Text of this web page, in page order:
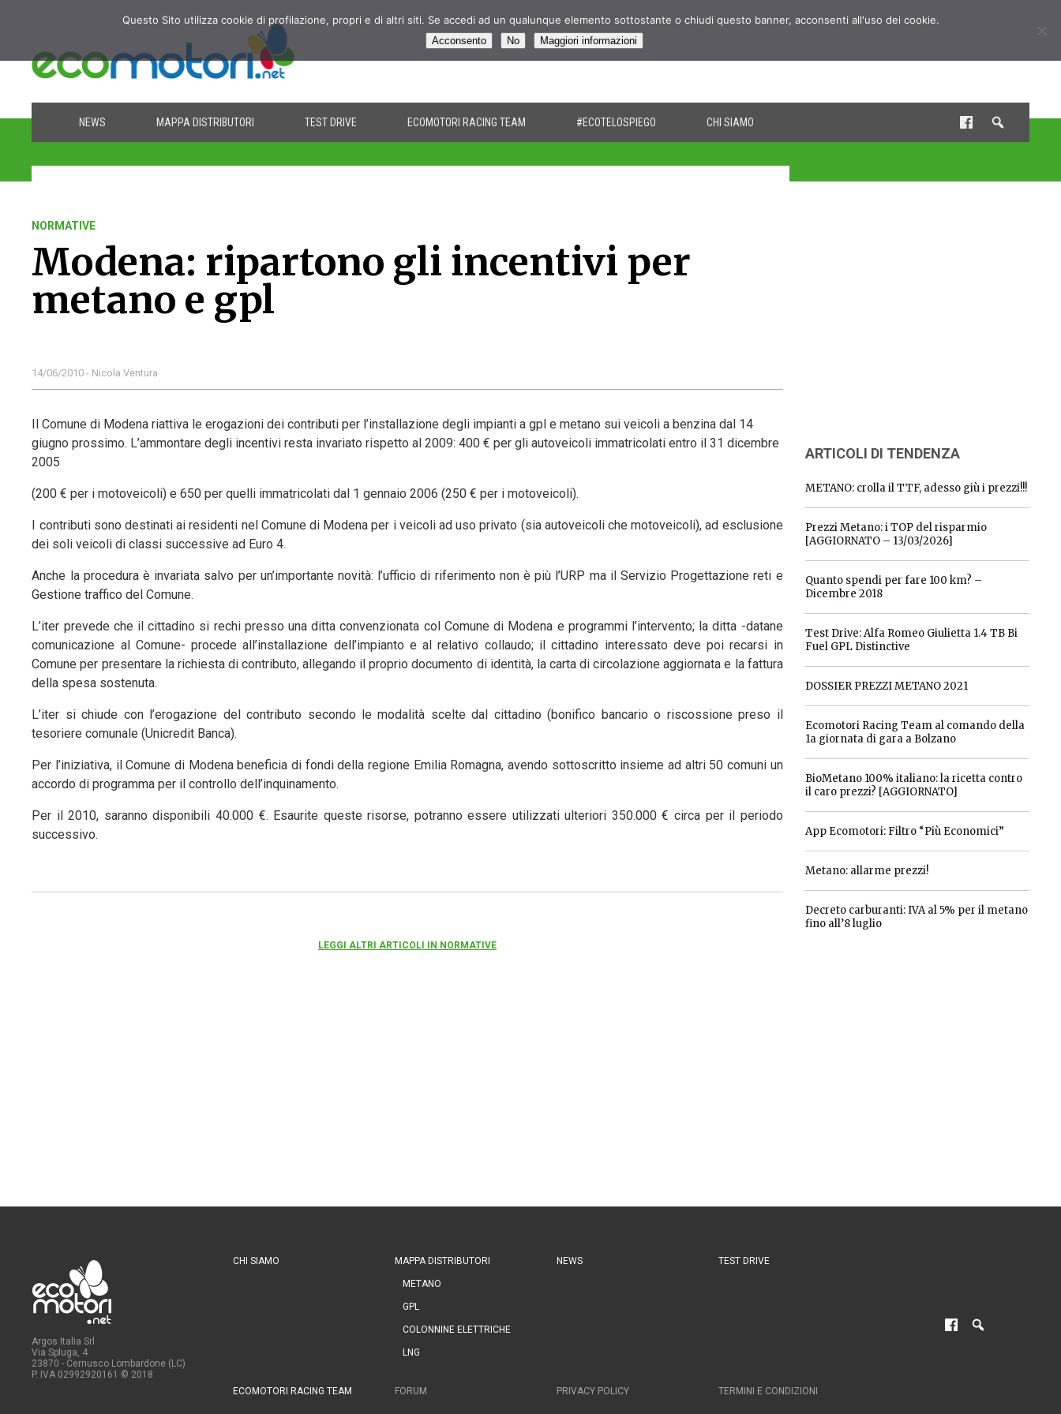
NEWS MAPPA DISTRIBUTORI TEST DRIVE ECOMOTORI RACING TEAM #ECOTELOSPIEGO CHI SIAMO
NORMATIVE
Modena: ripartono gli incentivi per
metano e gpl
14/06/2010 - Nicola Ventura
Il Comune di Modena riattiva le erogazioni dei contributi per l’installazione degli impianti a gpl e metano sui veicoli a benzina dal 14
giugno prossimo. L’ammontare degli incentivi resta invariato rispetto al 2009: 400 € per gli autoveicoli immatricolati entro il 31 dicembre
2005
(200 € per i motoveicoli) e 650 per quelli immatricolati dal 1 gennaio 2006 (250 € per i motoveicoli).
I contributi sono destinati ai residenti nel Comune di Modena per i veicoli ad uso privato (sia autoveicoli che motoveicoli), ad esclusione
dei soli veicoli di classi successive ad Euro 4.
Anche la procedura è invariata salvo per un’importante novità: l’ufficio di riferimento non è più l’URP ma il Servizio Progettazione reti e
Gestione traffico del Comune.
L’iter prevede che il cittadino si rechi presso una ditta convenzionata col Comune di Modena e programmi l’intervento; la ditta -datane
comunicazione al Comune- procede all’installazione dell’impianto e al relativo collaudo; il cittadino interessato deve poi recarsi in
Comune per presentare la richiesta di contributo, allegando il proprio documento di identità, la carta di circolazione aggiornata e la fattura
della spesa sostenuta.
L’iter si chiude con l’erogazione del contributo secondo le modalità scelte dal cittadino (bonifico bancario o riscossione preso il
tesoriere comunale (Unicredit Banca).
Per l’iniziativa, il Comune di Modena beneficia di fondi della regione Emilia Romagna, avendo sottoscritto insieme ad altri 50 comuni un
accordo di programma per il controllo dell’inquinamento.
Per il 2010, saranno disponibili 40.000 €. Esaurite queste risorse, potranno essere utilizzati ulteriori 350.000 € circa per il periodo
successivo.
LEGGI ALTRI ARTICOLI IN NORMATIVE
ARTICOLI DI TENDENZA
METANO: crolla il TTF, adesso giù i prezzi!!!
Prezzi Metano: i TOP del risparmio
[AGGIORNATO – 13/03/2026]
Quanto spendi per fare 100 km? –
Dicembre 2018
Test Drive: Alfa Romeo Giulietta 1.4 TB Bi
Fuel GPL Distinctive
DOSSIER PREZZI METANO 2021
Ecomotori Racing Team al comando della
1a giornata di gara a Bolzano
BioMetano 100% italiano: la ricetta contro
il caro prezzi? [AGGIORNATO]
App Ecomotori: Filtro “Più Economici”
Metano: allarme prezzi!
Decreto carburanti: IVA al 5% per il metano
fino all’8 luglio
Argos Italia Srl
Via Spluga, 4
23870 - Cernusco Lombardone (LC)
P. IVA 02992920161 © 2018
CHI SIAMO MAPPA DISTRIBUTORI
METANO
GPL
COLONNINE ELETTRICHE
LNG
NEWS TEST DRIVE
ECOMOTORI RACING TEAM FORUM PRIVACY POLICY TERMINI E CONDIZIONI
Questo Sito utilizza cookie di profilazione, propri e di altri siti. Se accedi ad un qualunque elemento sottostante o chiudi questo banner, acconsenti all'uso dei cookie.
Acconsento No Maggiori informazioni